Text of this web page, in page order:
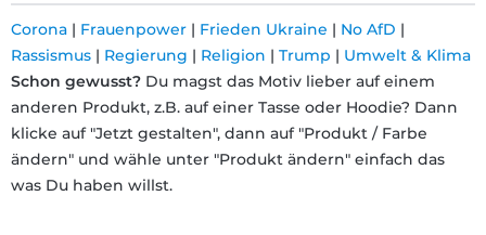
Schnelle
Lieferung
30 Tage
Corona | Frauenpower | Frieden Ukraine | No AfD |
Rassismus | Regierung | Religion | Trump | Umwelt & Klima
Schon gewusst? Du magst das Motiv lieber auf einem
anderen Produkt, z.B. auf einer Tasse oder Hoodie? Dann
klicke auf "Jetzt gestalten", dann auf "Produkt / Farbe
ändern" und wähle unter "Produkt ändern" einfach das
was Du haben willst.